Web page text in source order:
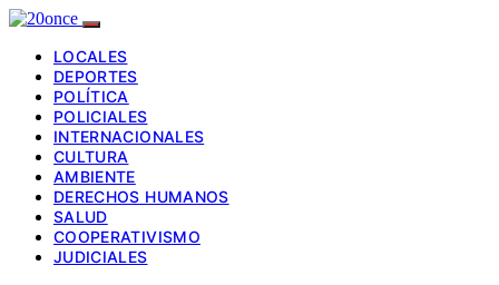
LOCALES
DEPORTES
POLÍTICA
POLICIALES
INTERNACIONALES
CULTURA
AMBIENTE
DERECHOS HUMANOS
SALUD
COOPERATIVISMO
JUDICIALES